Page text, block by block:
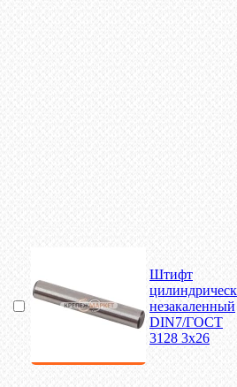
Штифт
незакаленный
DIN7/ГОСТ
3128 3х26